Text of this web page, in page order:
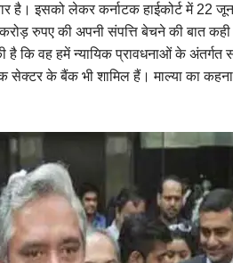
है। इसको लेकर कर्नाटक हाईकोर्ट में 22 जून
रुपए की अपनी संपत्ति बेचने की बात कही
है कि वह हमें न्यायिक प्रावधनाओं के अंतर्गत
सेक्टर के बैंक भी शामिल हैं। माल्या का